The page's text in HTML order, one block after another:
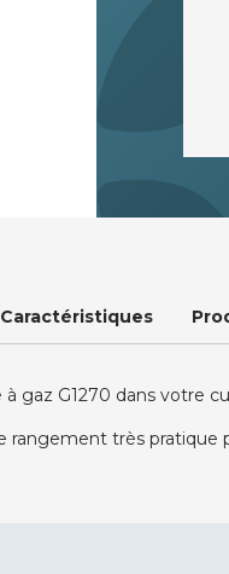
Caractéristiques
gaz G1270 dans votre
très pratique